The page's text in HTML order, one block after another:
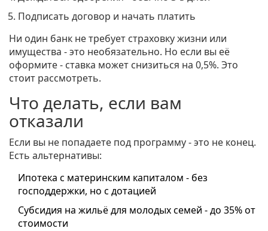
Подписать договор и начать платить
Ни один банк не требует страховку жизни или
имущества - это необязательно. Но если вы её
оформите - ставка может снизиться на 0,5%. Это
стоит рассмотреть.
Что делать, если вам
отказали
Если вы не попадаете под программу - это не конец.
Есть альтернативы:
Ипотека с материнским капиталом - без
господдержки, но с дотацией
Субсидия на жильё для молодых семей - до 35% от
стоимости